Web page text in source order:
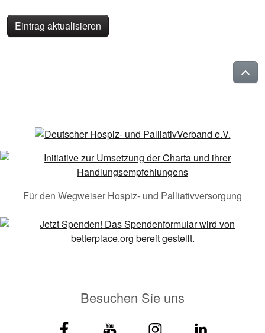
Eintrag aktualisieren
Für den Wegweiser Hospiz- und Palliativversorgung
Besuchen Sie uns